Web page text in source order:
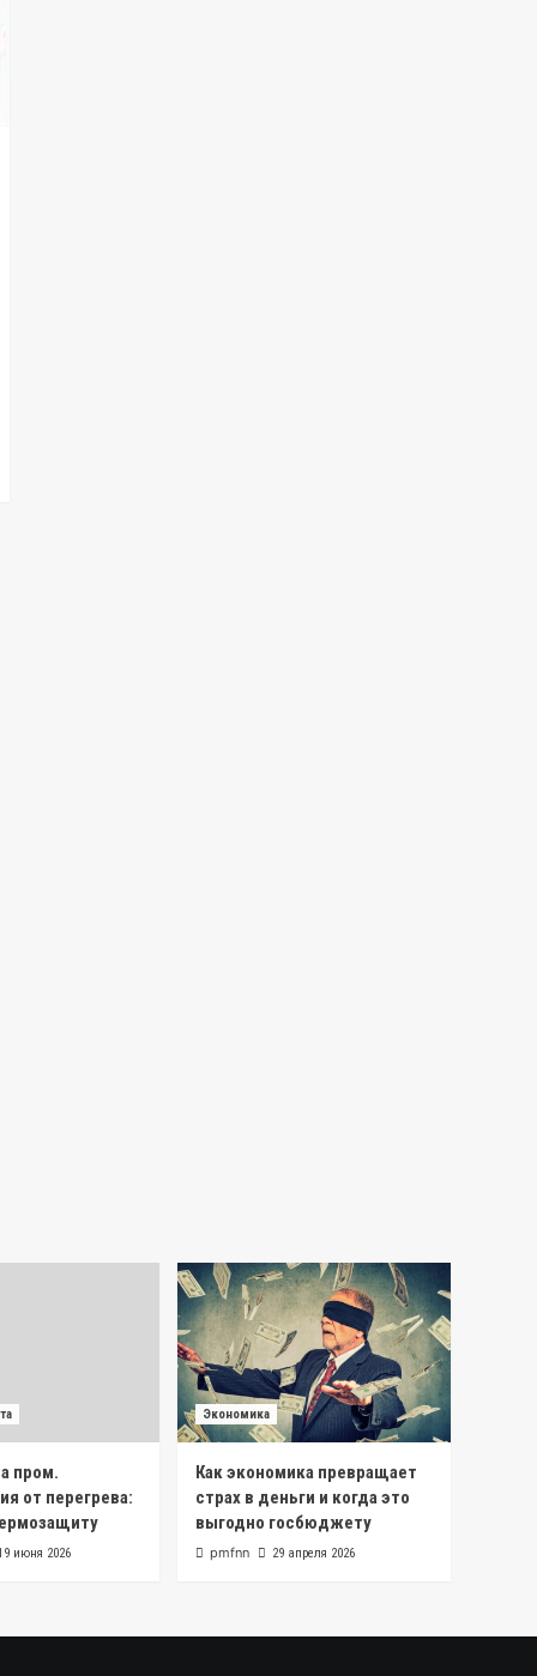
пром.
от перегрева:
июня 2026
Экономика
Как экономика превращает
страх в деньги и когда это
выгодно госбюджету
pmfnn 29 апреля 2026